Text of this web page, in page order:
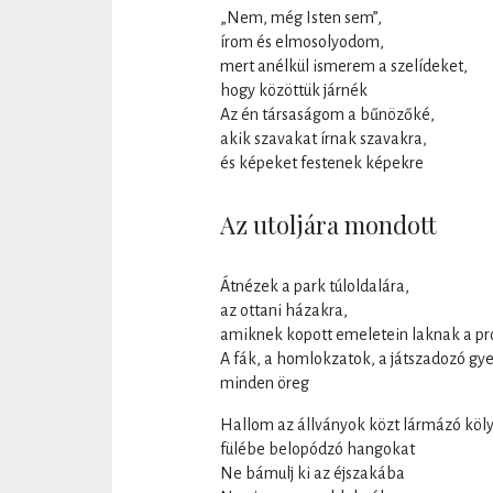
„Nem, még Isten sem”,
írom és elmosolyodom,
mert anélkül ismerem a szelídeket,
hogy közöttük járnék
Az én társaságom a bűnözőké,
akik szavakat írnak szavakra,
és képeket festenek képekre
Az utoljára mondott
Átnézek a park túloldalára,
az ottani házakra,
amiknek kopott emeletein laknak a
A fák, a homlokzatok, a játszadozó
minden öreg
Hallom az állványok közt lármázó
fülébe belopódzó hangokat
Ne bámulj ki az éjszakába